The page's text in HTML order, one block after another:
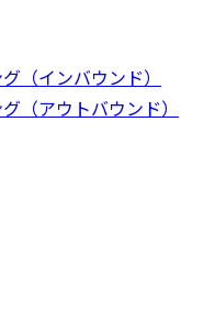
（インバウンド）
（アウトバウンド）